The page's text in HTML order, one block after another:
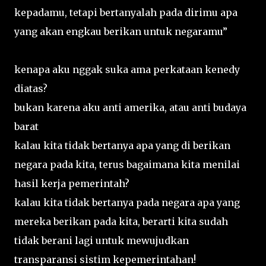
kepadamu, tetapi bertanyalah pada dirimu apa
yang akan engkau berikan untuk negaramu”
kenapa aku nggak suka ama perkataan kenedy
diatas?
bukan karena aku anti amerika, atau anti budaya
barat
kalau kita tidak bertanya apa yang di berikan
negara pada kita, terus bagaimana kita menilai
hasil kerja pemerintah?
kalau kita tidak bertanya pada negara apa yang
mereka berikan pada kita, berarti kita sudah
tidak berani lagi untuk mewujudkan
transparansi sistim kepemerintahan!